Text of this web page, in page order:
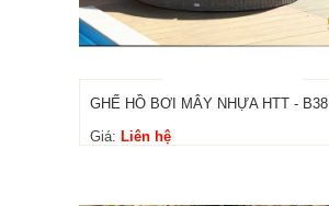
GHẾ HỒ BƠI MÂY NHỰA HTT - B38
Giá: Liên hệ